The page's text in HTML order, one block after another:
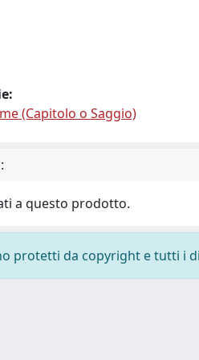
(Capitolo o Saggio)
a questo prodotto.
protetti da copyright e tutti i